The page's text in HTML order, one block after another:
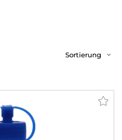
Sortierung